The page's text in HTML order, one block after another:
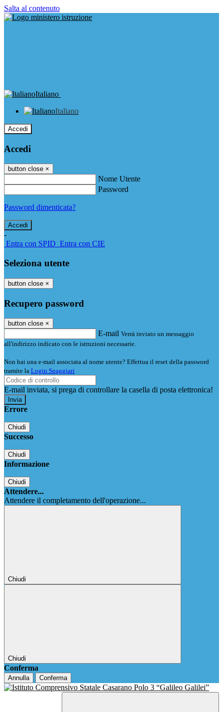
Salta al contenuto
Italiano
Italiano
Accedi
Accedi
button close ×
Nome Utente
Password
Password dimenticata?
-
Entra con SPID Entra con CIE
Seleziona utente
button close ×
Recupero password
button close ×
E-mail Verrà inviato un messaggio
all'indirizzo indicato con le istruzioni necessarie.
Non hai una e-mail associata al nome utente? Effettua il reset della password
tramite la Login Spaggiari
E-mail inviata, si prega di controllare la casella di posta elettronica!
Errore
Chiudi
Successo
Chiudi
Informazione
Chiudi
Attendere...
Attendere il completamento dell'operazione...
Chiudi
Chiudi
Conferma
Annulla Conferma